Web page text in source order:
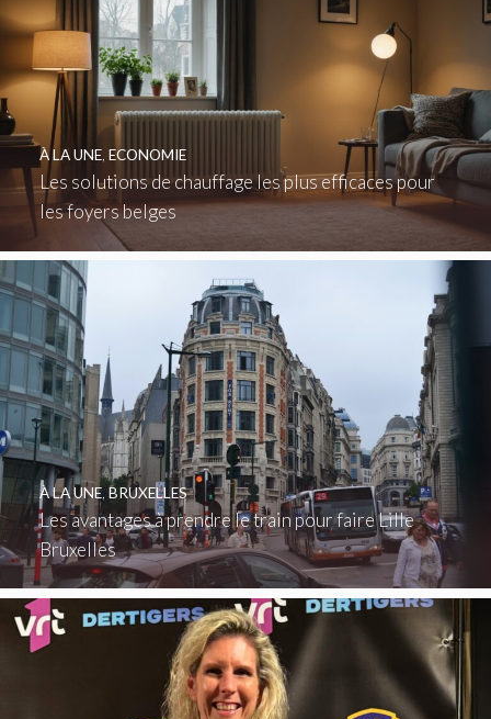
Les solutions de chauffage les plus efficaces pour
les foyers belges
À LA UNE, ECONOMIE
Les avantages à prendre le train pour faire Lille
Bruxelles
À LA UNE, BRUXELLES